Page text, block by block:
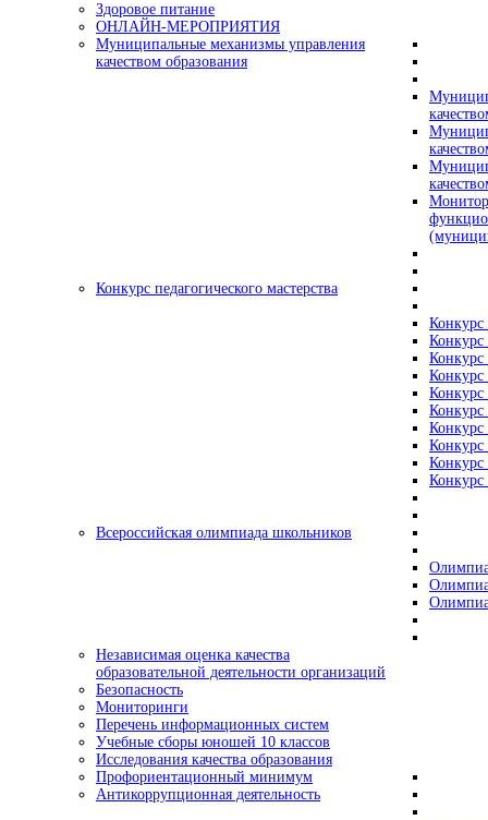
Здоровое питание
ОНЛАЙН-МЕРОПРИЯТИЯ
Муниципальные механизмы управления
качеством образования
Конкурс педагогического мастерства
Конкурс
Конкурс
Конкурс
Конкурс
Конкурс
Конкурс
Конкурс
Конкурс
Конкурс
Конкурс
Всероссийская олимпиада школьников
Независимая оценка качества
образовательной деятельности организаций
Безопасность
Мониторинги
Перечень информационных систем
Учебные сборы юношей 10 классов
Исследования качества образования
Профориентационный минимум
Антикоррупционная деятельность